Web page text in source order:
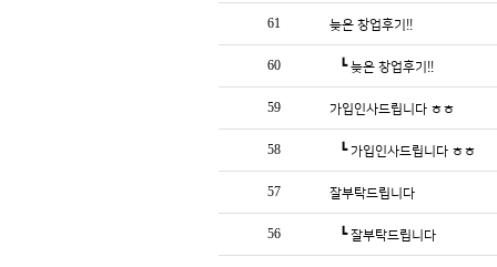
61 늦은 창업후기!!
60 ┗늦은 창업후기!!
59 가입인사드립니다 ㅎㅎ
58 ┗가입인사드립니다 ㅎㅎ
57 잘부탁드립니다
56 ┗잘부탁드립니다